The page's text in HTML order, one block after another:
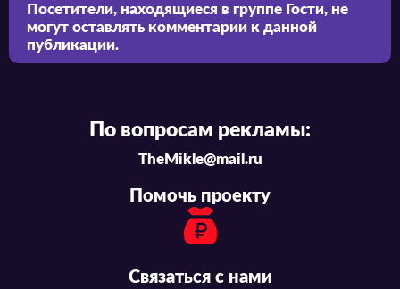
Посетители, находящиеся в группе Гости, не
могут оставлять комментарии к данной
публикации.
По вопросам рекламы:
TheMikle@mail.ru
Помочь проекту
Связаться с нами